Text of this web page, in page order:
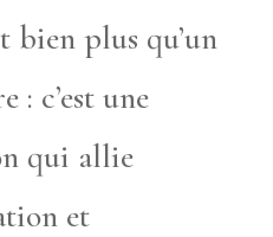
bien plus qu’un
: c’est une
qui allie
et